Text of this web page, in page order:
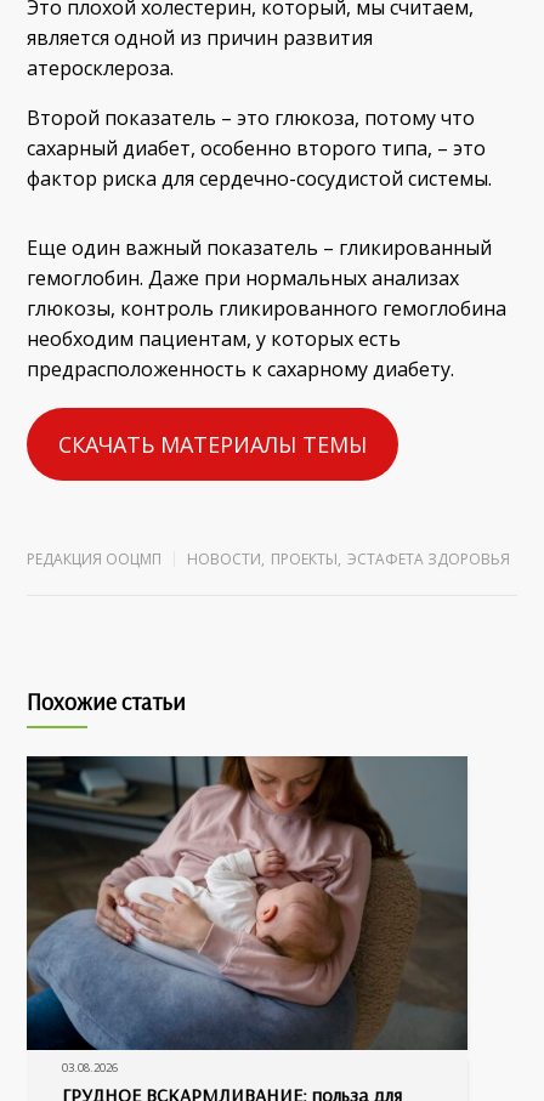
Это плохой холестерин, который, мы считаем,
является одной из причин развития
атеросклероза.
Второй показатель – это глюкоза, потому что
сахарный диабет, особенно второго типа, – это
фактор риска для сердечно-сосудистой системы.
Еще один важный показатель – гликированный
гемоглобин. Даже при нормальных анализах
глюкозы, контроль гликированного гемоглобина
необходим пациентам, у которых есть
предрасположенность к сахарному диабету.
СКАЧАТЬ МАТЕРИАЛЫ ТЕМЫ
РЕДАКЦИЯ ООЦМП НОВОСТИ, ПРОЕКТЫ, ЭСТАФЕТА ЗДОРОВЬЯ
Похожие статьи
03.08.2026
ГРУДНОЕ ВСКАРМЛИВАНИЕ: польза для